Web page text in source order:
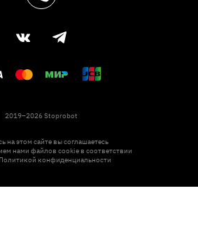
2019–2026 Stoprobot
на этом сайте вы соглашаетесь
нами файлов cookie в соответствии
Политикой конфиденциальности